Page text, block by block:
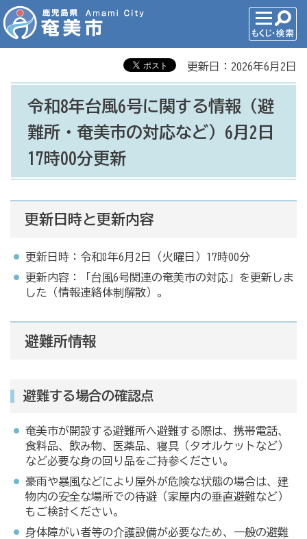
更新日：2026年6月2日
令和8年台風6号に関する情報（避
難所・奄美市の対応など）6月2日
17時00分更新
更新日時と更新内容
更新日時：令和8年6月2日（火曜日）17時00分
更新内容：「台風6号関連の奄美市の対応」を更新しま
した（情報連絡体制解散）。
避難所情報
避難する場合の確認点
奄美市が開設する避難所へ避難する際は、携帯電話、
食料品、飲み物、医薬品、寝具（タオルケットなど）
など必要な身の回り品をご持参ください。
豪雨や暴風などにより屋外が危険な状態の場合は、建
物内の安全な場所での待避（家屋内の垂直避難など）
もご検討ください。
身体障がい者等の介護設備が必要なため、一般の避難